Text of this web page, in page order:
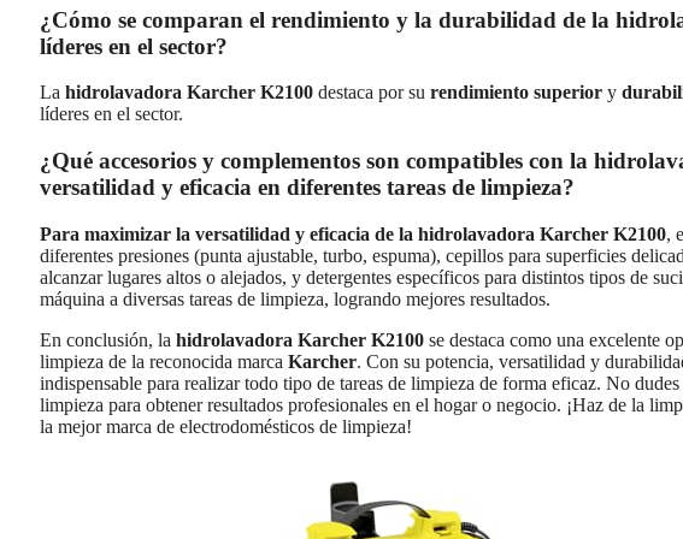
¿Cómo se comparan el rendimiento y la durabilidad de la
líderes en el sector?
La hidrolavadora Karcher K2100 destaca por su rendimiento superior y
líderes en el sector.
¿Qué accesorios y complementos son compatibles con la
versatilidad y eficacia en diferentes tareas de limpieza?
Para maximizar la versatilidad y eficacia de la hidrolavadora Karcher K2100,
diferentes presiones (punta ajustable, turbo, espuma), cepillos para superficies
alcanzar lugares altos o alejados, y detergentes específicos para distintos tipos de
máquina a diversas tareas de limpieza, logrando mejores resultados.
En conclusión, la hidrolavadora Karcher K2100 se destaca como una excelente
limpieza de la reconocida marca Karcher. Con su potencia, versatilidad y
indispensable para realizar todo tipo de tareas de limpieza de forma eficaz. No
limpieza para obtener resultados profesionales en el hogar o negocio. ¡Haz de la
la mejor marca de electrodomésticos de limpieza!